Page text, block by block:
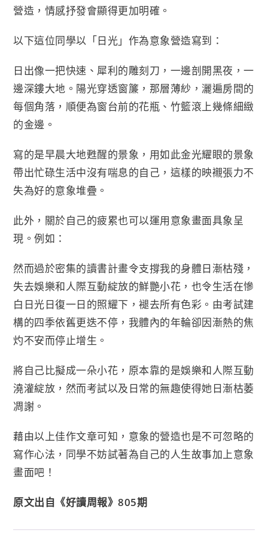
營造，情感抒發會顯得更加明確。
以下這位同學以「日光」作為意象營造寫到：
日出像一把快速、犀利的雕刻刀，一邊剖開黑夜，一
邊深鏤大地。陽光穿透窗簾，那層薄紗，灑遍房間的
每個角落，順便為窗台前的花瓶、竹籃滾上幾條細緻
的金邊。
寫的是早晨大地甦醒的景象，用如此金光耀眼的景象
帶出忙碌生活中沒有喘息的自己，這樣的映襯張力不
失為好的意象堆疊。
此外，關於自己的疲累也可以運用意象畫面具象呈
現。例如：
然而過於密集的讀書計畫令支撐我的身體日漸枯殘，
失去娛樂和人際互動綻放的鮮艷小花，也令生活在慘
白日光日復一日的照耀下，褪去所有色彩。由考試建
構的四季依舊更迭不停，我體內的年輪卻因漸熱的焦
灼不安而停止增生。
將自己比擬成一朵小花，原本靠的是娛樂和人際互動
澆灌綻放，然而考試以及日常的無趣使得她日漸枯萎
凋謝。
藉由以上佳作文章可知，意象的營造也是不可忽略的
寫作心法，同學不妨試著為自己的人生故事加上意象
畫面吧！
原文出自《好讀周報》805期